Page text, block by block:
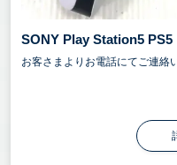
3-1. ブランド・メーカー
「Logicool（Logitech
「SteelSeries」「
「HORI」などのゲー
特に「Elgato」「
SONY Play Station5 PS5
お客さまよりお電話にてご連絡